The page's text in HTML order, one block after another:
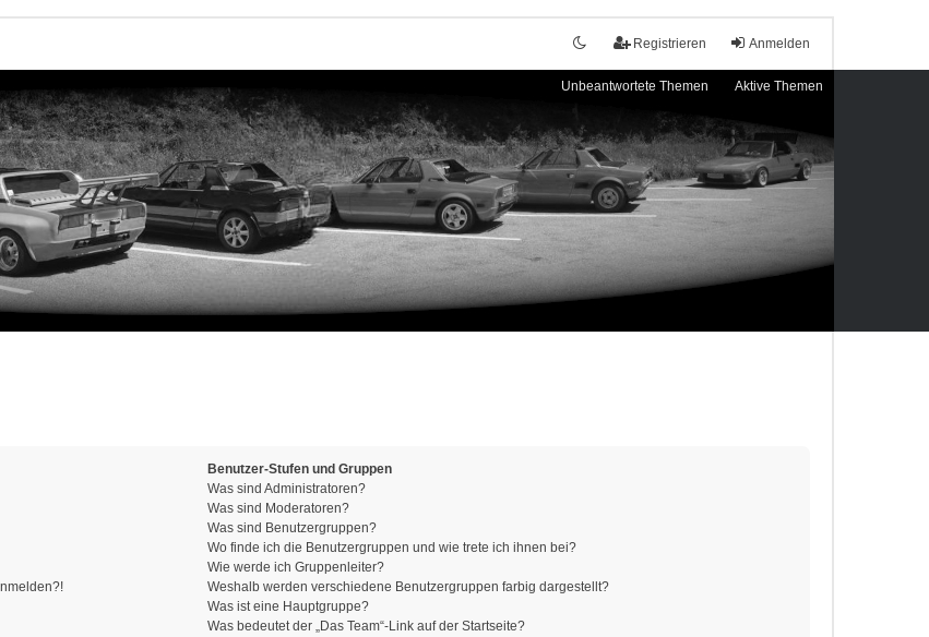
Anmelden
Registrieren
Unbeantwortete Themen Aktive Themen
Benutzer-Stufen und Gruppen
Was sind Administratoren?
Was sind Moderatoren?
Was sind Benutzergruppen?
Wo finde ich die Benutzergruppen und wie trete ich ihnen bei?
Wie werde ich Gruppenleiter?
Weshalb werden verschiedene Benutzergruppen farbig dargestellt?
Was ist eine Hauptgruppe?
Was bedeutet der „Das Team“-Link auf der Startseite?